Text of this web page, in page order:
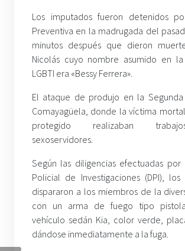
Los imputados fueron detenidos
Preventiva en la madrugada del
minutos después que dieron
Nicolás cuyo nombre asumido en
LGBTI era «Bessy Ferrera».
El ataque de produjo en la Segunda
Comayagüela, donde la víctima
protegido realizaban
sexoservidores.
Según las diligencias efectuadas por
Policial de Investigaciones (DPI), los
dispararon a los miembros de la
con un arma de fuego tipo
vehículo sedán Kia, color verde,
dándose inmediatamente a la fuga.